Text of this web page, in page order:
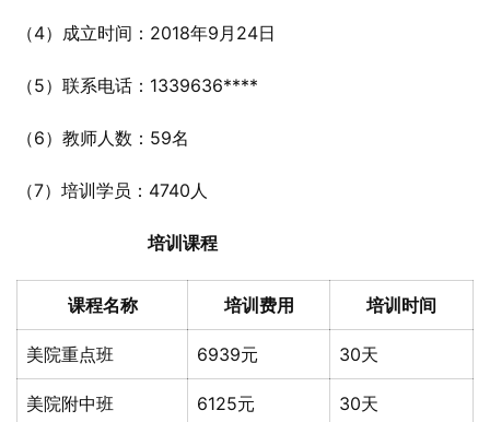
（4）成立时间：2018年9月24日
（5）联系电话：1339636****
（6）教师人数：59名
（7）培训学员：4740人
培训课程
课程名称 培训费用 培训时间
美院重点班 6939元 30天
美院附中班 6125元 30天